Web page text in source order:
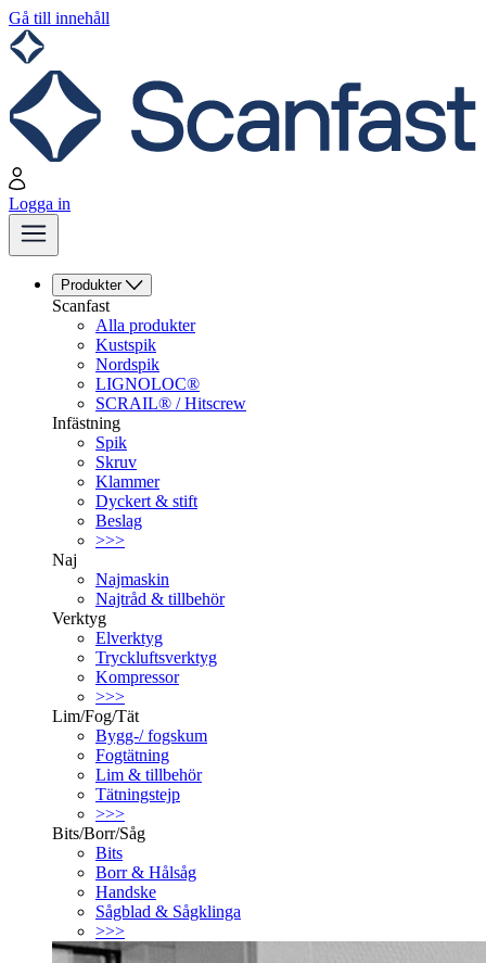
Gå till innehåll
Logga in
Produkter
Scanfast
Alla produkter
Kustspik
Nordspik
LIGNOLOC®
SCRAIL® / Hitscrew
Infästning
Spik
Skruv
Klammer
Dyckert & stift
Beslag
>>>
Naj
Najmaskin
Najtråd & tillbehör
Verktyg
Elverktyg
Tryckluftsverktyg
Kompressor
>>>
Lim/Fog/Tät
Bygg-/ fogskum
Fogtätning
Lim & tillbehör
Tätningstejp
>>>
Bits/Borr/Såg
Bits
Borr & Hålsåg
Handske
Sågblad & Sågklinga
>>>